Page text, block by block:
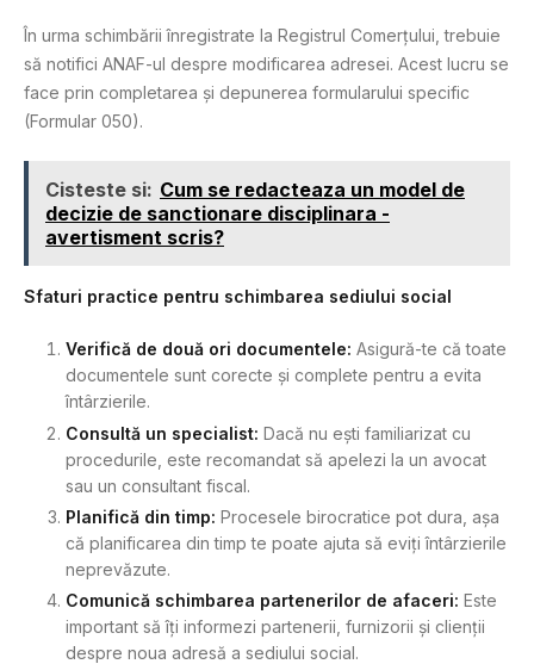
În urma schimbării înregistrate la Registrul Comerțului, trebuie
să notifici ANAF-ul despre modificarea adresei. Acest lucru se
face prin completarea și depunerea formularului specific
(Formular 050).
Cisteste si: Cum se redacteaza un model de
decizie de sanctionare disciplinara -
avertisment scris?
Sfaturi practice pentru schimbarea sediului social
Verifică de două ori documentele: Asigură-te că toate
documentele sunt corecte și complete pentru a evita
întârzierile.
Consultă un specialist: Dacă nu ești familiarizat cu
procedurile, este recomandat să apelezi la un avocat
sau un consultant fiscal.
Planifică din timp: Procesele birocratice pot dura, așa
că planificarea din timp te poate ajuta să eviți întârzierile
neprevăzute.
Comunică schimbarea partenerilor de afaceri: Este
important să îți informezi partenerii, furnizorii și clienții
despre noua adresă a sediului social.